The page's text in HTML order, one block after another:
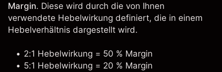
Margin. Diese wird durch die von Ihnen
verwendete Hebelwirkung definiert, die in einem
Hebelverhältnis dargestellt wird.
2:1 Hebelwirkung = 50 % Margin
5:1 Hebelwirkung = 20 % Margin